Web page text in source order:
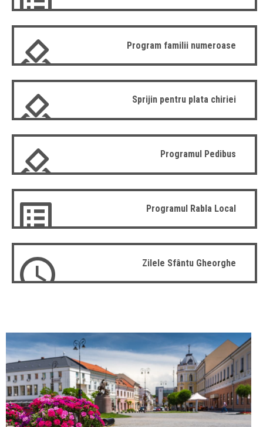
Program familii numeroase
Sprijin pentru plata chiriei
Programul Pedibus
Programul Rabla Local
Zilele Sfântu Gheorghe